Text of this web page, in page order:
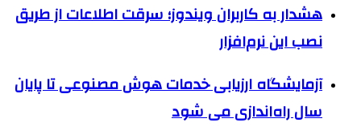
هشدار به کاربران ویندوز؛ سرقت اطلاعات از طریق
نصب این نرم‌افزار
آزمایشگاه ارزیابی خدمات هوش مصنوعی تا پایان
سال راه‌اندازی می شود